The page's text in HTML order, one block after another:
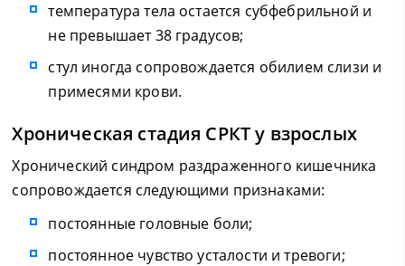
температура тела остается субфебрильной и
не превышает 38 градусов;
стул иногда сопровождается обилием слизи и
примесями крови.
Хроническая стадия СРКТ у взрослых
Хронический синдром раздраженного кишечника
сопровождается следующими признаками:
постоянные головные боли;
постоянное чувство усталости и тревоги;